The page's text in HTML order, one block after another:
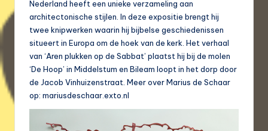
Nederland heeft een unieke verzameling aan
architectonische stijlen. In deze expositie brengt hij
twee knipwerken waarin hij bijbelse geschiedenissen
situeert in Europa om de hoek van de kerk. Het verhaal
van ‘Aren plukken op de Sabbat’ plaatst hij bij de molen
‘De Hoop’ in Middelstum en Bileam loopt in het dorp door
de Jacob Vinhuizenstraat. Meer over Marius de Schaar
op: mariusdeschaar.exto.nl